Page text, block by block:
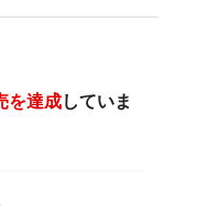
を達成していま